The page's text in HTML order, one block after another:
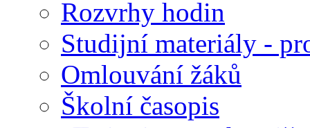
Rozvrhy hodin
Studijní materiály -
Omlouvání žáků
Školní časopis